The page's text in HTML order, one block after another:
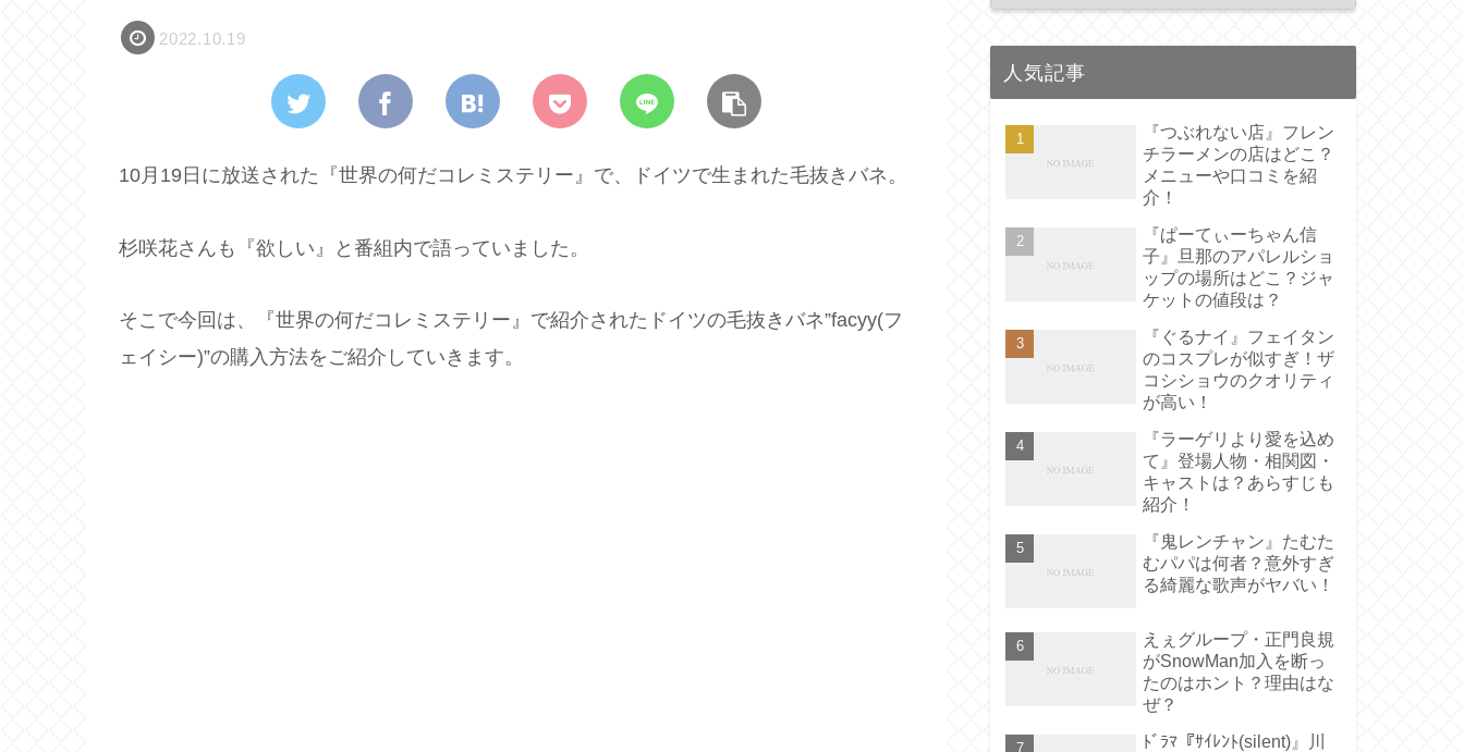
2022.10.19
10月19日に放送された『世界の何だコレミステリー』で、ドイツで生まれた毛抜きバネ。
杉咲花さんも『欲しい』と番組内で語っていました。
そこで今回は、『世界の何だコレミステリー』で紹介されたドイツの毛抜きバネ”facyy(フ
ェイシー)”の購入方法をご紹介していきます。
人気記事
『つぶれない店』フレン
チラーメンの店はどこ？
メニューや口コミを紹
介！
『ぱーてぃーちゃん信
子』旦那のアパレルショ
ップの場所はどこ？ジャ
ケットの値段は？
『ぐるナイ』フェイタン
のコスプレが似すぎ！ザ
コシショウのクオリティ
が高い！
『ラーゲリより愛を込め
て』登場人物・相関図・
キャストは？あらすじも
紹介！
『鬼レンチャン』たむた
むパパは何者？意外すぎ
る綺麗な歌声がヤバい！
えぇグループ・正門良規
がSnowMan加入を断っ
たのはホント？理由はな
ぜ？
ﾄﾞﾗﾏ『ｻｲﾚﾝﾄ(silent)』川